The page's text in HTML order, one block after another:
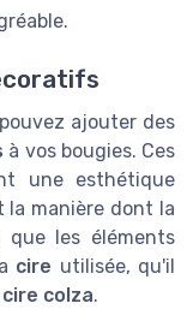
ajouter des
à vos bougies. Ces
une esthétique
la manière dont la
que les éléments
cire utilisée, qu'il
cire colza.